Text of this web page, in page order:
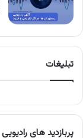
تبلیغات
پربازدید های رادیویی